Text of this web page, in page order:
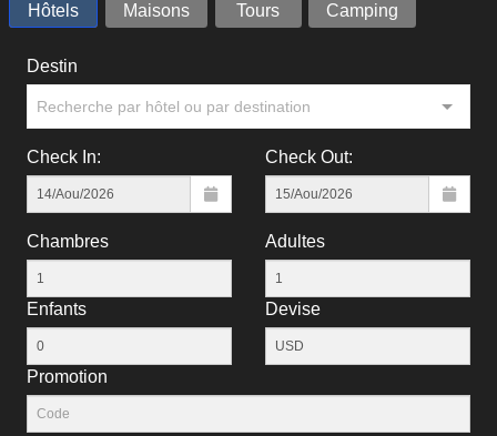
Hôtels Maisons Tours Camping
Destin
Recherche par hôtel ou par destination
Check In: Check Out:
Chambres Adultes
Enfants Devise
Рromotion